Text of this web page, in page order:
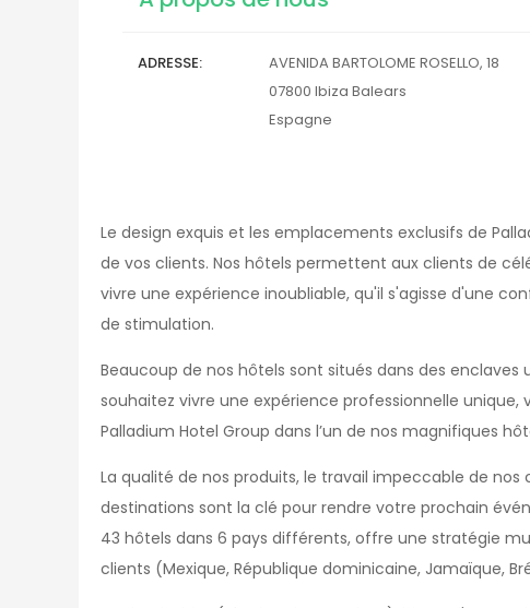
ADRESSE
AVENIDA BARTOLOME ROSELLO, 18
07800 Ibiza Balears
Espagne
Le design exquis et les emplacements exclusifs de
de vos clients. Nos hôtels permettent aux clients de
vivre une expérience inoubliable, qu'il s'agisse d'une
de stimulation.
Beaucoup de nos hôtels sont situés dans des enclaves
souhaitez vivre une expérience professionnelle
Palladium Hotel Group dans l’un de nos magnifiques
La qualité de nos produits, le travail impeccable de
destinations sont la clé pour rendre votre prochain
43 hôtels dans 6 pays différents, offre une stratégie
clients (Mexique, République dominicaine, Jamaïque,